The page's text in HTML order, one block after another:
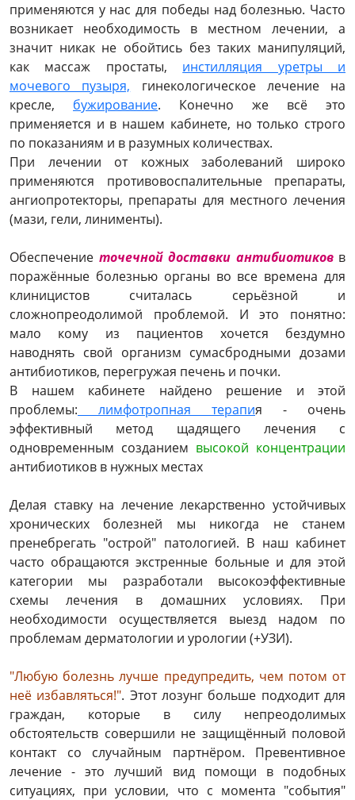
применяются у нас для победы над болезнью. Часто
возникает необходимость в местном лечении, а
значит никак не обойтись без таких манипуляций,
как массаж простаты, инстилляция уретры и
мочевого пузыря, гинекологическое лечение на
кресле, бужирование. Конечно же всё это
применяется и в нашем кабинете, но только строго
по показаниям и в разумных количествах.
При лечении от кожных заболеваний широко
применяются противовоспалительные препараты,
ангиопротекторы, препараты для местного лечения
(мази, гели, линименты).
Обеспечение точечной доставки антибиотиковв
поражённые болезнью органы во все времена для
клиницистов считалась серьёзной и
сложнопреодолимой проблемой. И это понятно:
мало кому из пациентов хочется бездумно
наводнять свой организм сумасбродными дозами
антибиотиков, перегружая печень и почки.
В нашем кабинете найдено решение и этой
проблемы: лимфотропная терапия - очень
эффективный метод щадящего лечения с
одновременным созданием высокой концентрации
антибиотиков в нужных местах
Делая ставку на лечение лекарственно устойчивых
хронических болезней мы никогда не станем
пренебрегать "острой" патологией. В наш кабинет
часто обращаются экстренные больные и для этой
категории мы разработали высокоэффективные
схемы лечения в домашних условиях. При
необходимости осуществляется выезд надом по
проблемам дерматологии и урологии (+УЗИ).
"Любую болезнь лучше предупредить, чем потом от
неё избавляться!". Этот лозунг больше подходит для
граждан, которые в силу непреодолимых
обстоятельств совершили не защищённый половой
контакт со случайным партнёром. Превентивное
лечение - это лучший вид помощи в подобных
ситуациях, при условии, что с момента "события"